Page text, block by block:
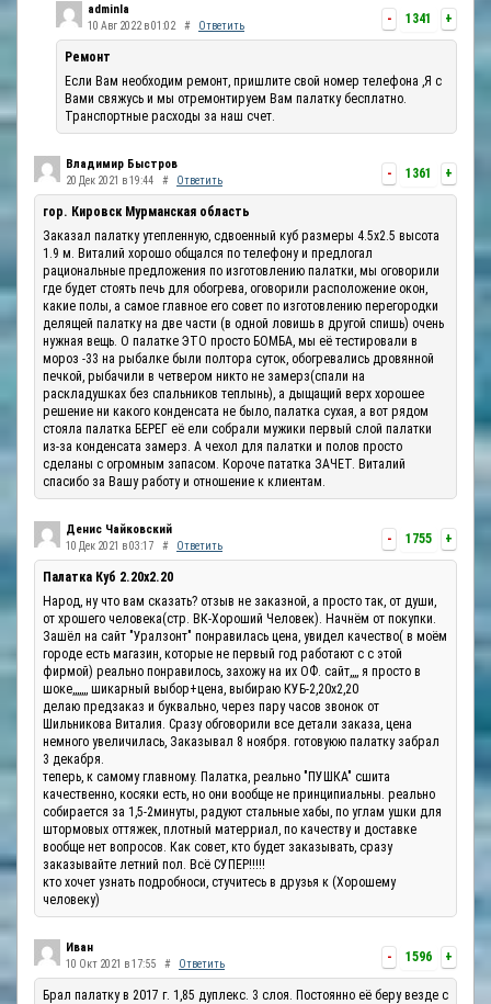
- 1341 +
adminla
10 Авг 2022 в 01:02 # Ответить
Ремонт
Если Вам необходим ремонт, пришлите свой номер телефона ,Я с
Вами свяжусь и мы отремонтируем Вам палатку бесплатно.
Транспортные расходы за наш счет.
- 1361 +
Владимир Быстров
20 Дек 2021 в 19:44 # Ответить
гор. Кировск Мурманская область
Заказал палатку утепленную, сдвоенный куб размеры 4.5х2.5 высота
1.9 м. Виталий хорошо общался по телефону и предлогал
рациональные предложения по изготовлению палатки, мы оговорили
где будет стоять печь для обогрева, оговорили расположение окон,
какие полы, а самое главное его совет по изготовлению перегородки
делящей палатку на две части (в одной ловишь в другой спишь) очень
нужная вещь. О палатке ЭТО просто БОМБА, мы её тестировали в
мороз -33 на рыбалке были полтора суток, обогревались дровянной
печкой, рыбачили в четвером никто не замерз(спали на
раскладушках без спальников теплынь), а дыщащий верх хорошее
решение ни какого конденсата не было, палатка сухая, а вот рядом
стояла палатка БЕРЕГ её ели собрали мужики первый слой палатки
из-за конденсата замерз. А чехол для палатки и полов просто
сделаны с огромным запасом. Короче пататка ЗАЧЕТ. Виталий
спасибо за Вашу работу и отношение к клиентам.
- 1755 +
Денис Чайковский
10 Дек 2021 в 03:17 # Ответить
Палатка Куб 2.20x2.20
Народ, ну что вам сказать? отзыв не заказной, а просто так, от души,
от хрошего человека(стр. ВК-Хороший Человек). Начнём от покупки.
Зашёл на сайт "Уралзонт" понравилась цена, увидел качество( в моём
городе есть магазин, которые не первый год работают с с этой
фирмой) реально понравилось, захожу на их ОФ. сайт,,,, я просто в
шоке,,,,,,, шикарный выбор+цена, выбираю КУБ-2,20х2,20
делаю предзаказ и буквально, через пару часов звонок от
Шильникова Виталия. Сразу обговорили все детали заказа, цена
немного увеличилась, Заказывал 8 ноября. готовуюю палатку забрал
3 декабря.
теперь, к самому главному. Палатка, реально "ПУШКА" сшита
качественно, косяки есть, но они вообще не принципиальны. реально
собирается за 1,5-2минуты, радуют стальные хабы, по углам ушки для
штормовых оттяжек, плотный матерриал, по качеству и доставке
вообще нет вопросов. Как совет, кто будет заказывать, сразу
заказывайте летний пол. Всё СУПЕР!!!!!
кто хочет узнать подробноси, стучитесь в друзья к (Хорошему
человеку)
- 1596 +
Иван
10 Окт 2021 в 17:55 # Ответить
Брал палатку в 2017 г. 1,85 дуплекс. 3 слоя. Постоянно её беру везде с